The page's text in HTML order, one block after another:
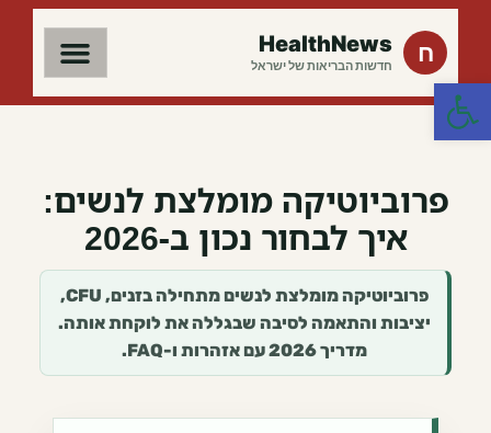
פתח סרגל נגישות
ח HealthNews
חדשות הבריאות של ישראל
פרוביוטיקה מומלצת לנשים מתחילה בזנים, CFU,
יציבות והתאמה לסיבה שבגללה את לוקחת אותה.
מדריך 2026 עם אזהרות ו-FAQ.
פרוביוטיקה מומלצת לנשים:
איך לבחור נכון ב-2026